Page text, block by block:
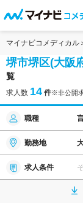
マイナビコメディカル
堺市堺区(大阪
覧
求人数 14 件※非公開
職種
勤務地
求人条件